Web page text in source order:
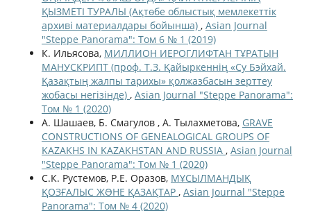
ҚЫЗМЕТІ ТУРАЛЫ (Ақтөбе облыстық мемлекеттік
архиві материалдары бойынша) , Asian Journal
"Steppe Panorama": Том 6 № 1 (2019)
К. Ильясова, МИЛЛИОН ИЕРОГЛИФТАН ТҰРАТЫН
МАНУСКРИПТ (проф. Т.З. Қайыркеннің «Су Бэйхай.
Қазақтың жалпы тарихы» қолжазбасын зерттеу
жобасы негізінде) , Asian Journal "Steppe Panorama":
Том № 1 (2020)
А. Шашаев, Б. Смагулов , А. Тылахметова, GRAVE
CONSTRUCTIONS OF GENEALOGICAL GROUPS OF
KAZAKHS IN KAZAKHSTAN AND RUSSIA , Asian Journal
"Steppe Panorama": Том № 1 (2020)
С.К. Рустемов, Р.Е. Оразов, МҰСЫЛМАНДЫҚ
ҚОЗҒАЛЫС ЖƏНЕ ҚАЗАҚТАР , Asian Journal "Steppe
Panorama": Том № 4 (2020)